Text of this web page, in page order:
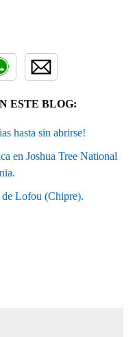
ESTE BLOG:
hasta sin abrirse!
en Joshua Tree National
de Lofou (Chipre).